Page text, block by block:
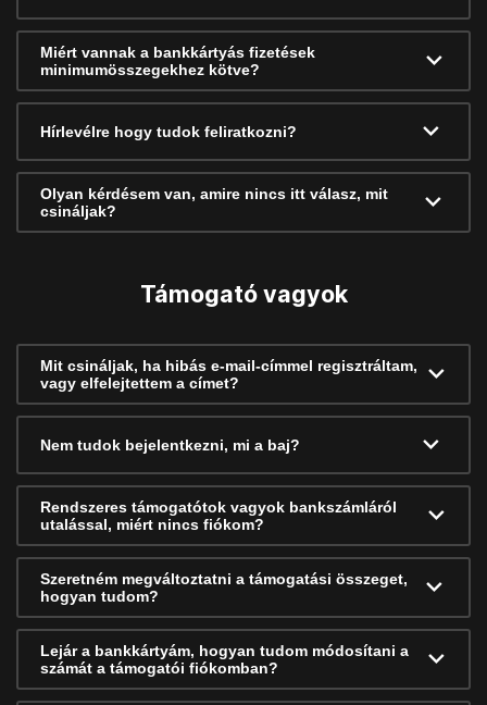
Miért vannak a bankkártyás fizetések
minimumösszegekhez kötve?
Hírlevélre hogy tudok feliratkozni?
Olyan kérdésem van, amire nincs itt válasz, mit
csináljak?
Támogató vagyok
Mit csináljak, ha hibás e-mail-címmel regisztráltam,
vagy elfelejtettem a címet?
Nem tudok bejelentkezni, mi a baj?
Rendszeres támogatótok vagyok bankszámláról
utalással, miért nincs fiókom?
Szeretném megváltoztatni a támogatási összeget,
hogyan tudom?
Lejár a bankkártyám, hogyan tudom módosítani a
számát a támogatói fiókomban?